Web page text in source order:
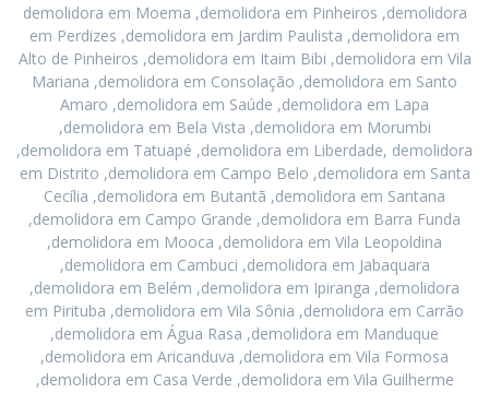
demolidora em Moema ,demolidora em Pinheiros ,demolidora
em Perdizes ,demolidora em Jardim Paulista ,demolidora em
Alto de Pinheiros ,demolidora em Itaim Bibi ,demolidora em Vila
Mariana ,demolidora em Consolação ,demolidora em Santo
Amaro ,demolidora em Saúde ,demolidora em Lapa
,demolidora em Bela Vista ,demolidora em Morumbi
,demolidora em Tatuapé ,demolidora em Liberdade, demolidora
em Distrito ,demolidora em Campo Belo ,demolidora em Santa
Cecília ,demolidora em Butantã ,demolidora em Santana
,demolidora em Campo Grande ,demolidora em Barra Funda
,demolidora em Mooca ,demolidora em Vila Leopoldina
,demolidora em Cambuci ,demolidora em Jabaquara
,demolidora em Belém ,demolidora em Ipiranga ,demolidora
em Pirituba ,demolidora em Vila Sônia ,demolidora em Carrão
,demolidora em Água Rasa ,demolidora em Manduque
,demolidora em Aricanduva ,demolidora em Vila Formosa
,demolidora em Casa Verde ,demolidora em Vila Guilherme